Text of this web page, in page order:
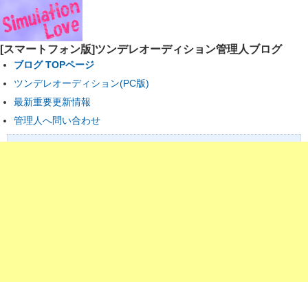
[スマートフォン版]ツンデレオーディション管理人ブログ
ブログ TOPページ
ツンデレオーディション(PC版)
最新重要更新情報
管理人へ問い合わせ